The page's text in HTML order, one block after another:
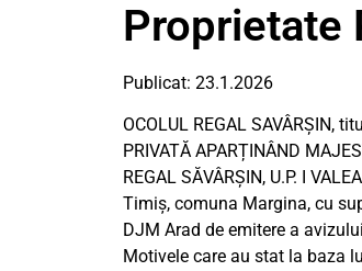
Proprietate
Publicat: 23.1.2026
OCOLUL REGAL SAVÂRȘIN,
PRIVATĂ APARȚINÂND
REGAL SĂVÂRȘIN, U.P. I
Timiș, comuna Margina, cu
DJM Arad de emitere a
Motivele care au stat la baza